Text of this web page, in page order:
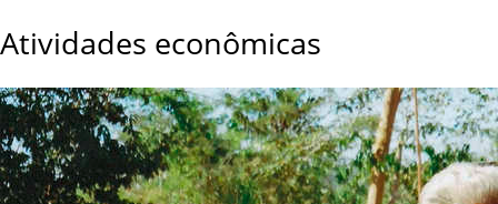
Atividades econômicas